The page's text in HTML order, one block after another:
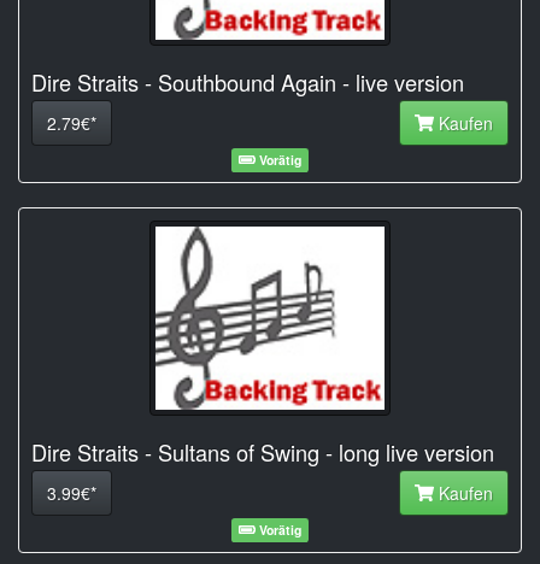
Dire Straits - Southbound Again - live version
2.79€* Kaufen
Vorätig
Dire Straits - Sultans of Swing - long live version
3.99€* Kaufen
Vorätig